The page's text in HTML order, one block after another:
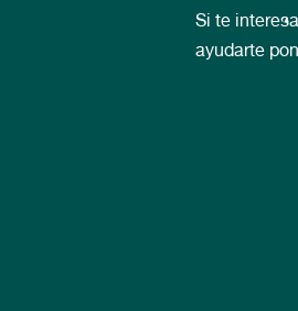
Si te
ayudarte